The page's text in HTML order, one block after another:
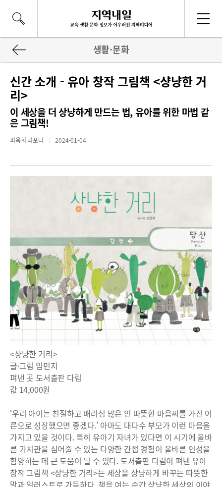
생활·문화
신간 소개 - 유아 창작 그림책 <샹냥한 거
리>
이 세상을 더 상냥하게 만드는 법, 유아를 위한 마법 같
은 그림책!
피옥희 리포터 2024-01-04
<샹냥한 거리>
글·그림 임민지
펴낸 곳 도서출판 다림
값 14,000원
‘우리 아이는 친절하고 배려심 많은 인 따뜻한 마음씨를 가진 어
른으로 성장했으면 좋겠다.’ 아마도 대다수 부모가 이런 마음을
가지고 있을 것이다. 특히 유아기 자녀가 있다면 이 시기에 올바
른 가치관을 심어줄 수 있는 다양한 간접 경험이 올바른 인성을
함양하는 데 큰 도움이 될 수 있다. 도서출판 다림이 펴낸 유아
창작 그림책 <상냥한 거리>는 세상을 상냥하게 바꾸는 따뜻한
말과 일러스트로 가득하다. 책을 여는 순간 상냥한 세상의 이야